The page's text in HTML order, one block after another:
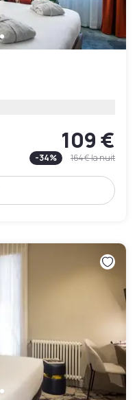
109 €
-34% 164 €la nuit